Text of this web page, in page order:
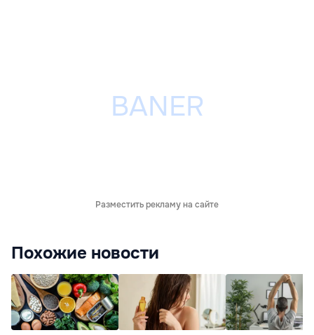
Разместить рекламу на сайте
Похожие новости